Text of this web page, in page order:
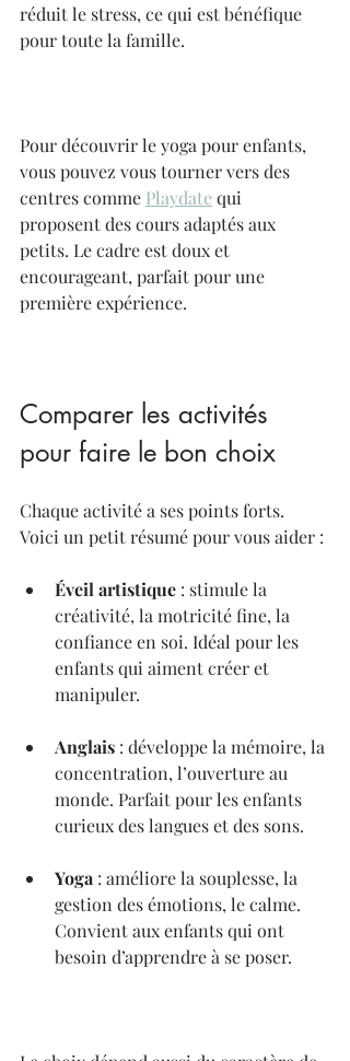
réduit le stress, ce qui est bénéfique
pour toute la famille.
Pour découvrir le yoga pour enfants,
vous pouvez vous tourner vers des
centres comme Playdate qui
proposent des cours adaptés aux
petits. Le cadre est doux et
encourageant, parfait pour une
première expérience.
Comparer les activités
pour faire le bon choix
Chaque activité a ses points forts.
Voici un petit résumé pour vous aider :
Éveil artistique : stimule la
créativité, la motricité fine, la
confiance en soi. Idéal pour les
enfants qui aiment créer et
manipuler.
Anglais : développe la mémoire, la
concentration, l’ouverture au
monde. Parfait pour les enfants
curieux des langues et des sons.
Yoga : améliore la souplesse, la
gestion des émotions, le calme.
Convient aux enfants qui ont
besoin d’apprendre à se poser.